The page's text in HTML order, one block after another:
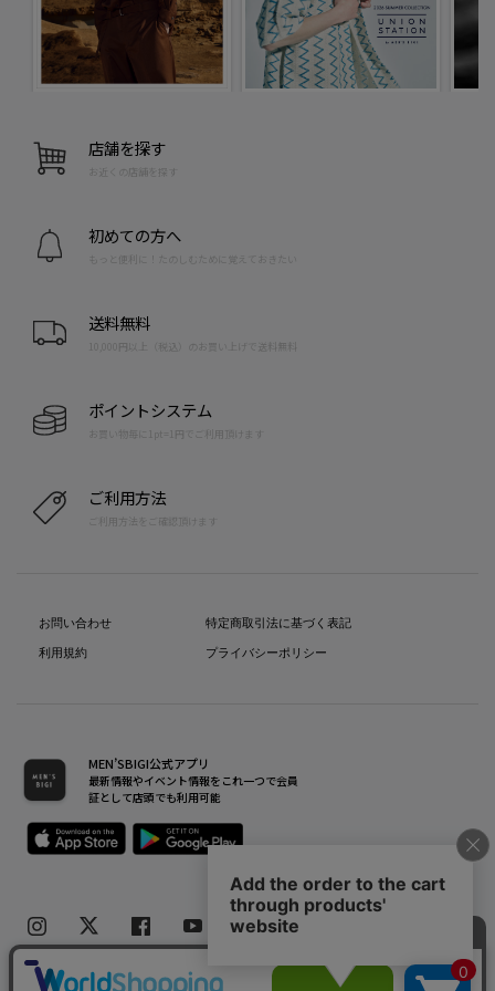
店舗を探す
お近くの店舗を探す
初めての方へ
もっと便利に！たのしむために覚えておきたい
送料無料
10,000円以上（税込）のお買い上げで送料無料
ポイントシステム
お買い物毎に1pt=1円でご利用頂けます
ご利用方法
ご利用方法をご確認頂けます
お問い合わせ
利用規約
特定商取引法に基づく表記
プライバシーポリシー
MEN’SBIGI公式アプリ
最新情報やイベント情報をこれ一つで会員
証として店頭でも利用可能